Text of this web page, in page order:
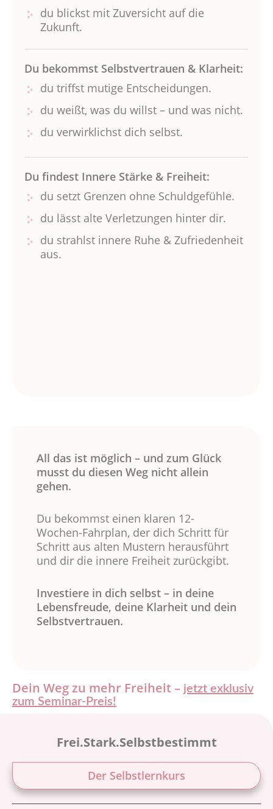
du blickst mit Zuversicht auf die
Zukunft.
Du bekommst Selbstvertrauen & Klarheit:
du triffst mutige Entscheidungen.
du weißt, was du willst – und was nicht.
du verwirklichst dich selbst.
Du findest Innere Stärke & Freiheit:
du setzt Grenzen ohne Schuldgefühle.
du lässt alte Verletzungen hinter dir.
du strahlst innere Ruhe & Zufriedenheit
aus.
All das ist möglich – und zum Glück
musst du diesen Weg nicht allein
gehen.
Du bekommst einen klaren 12-
Wochen-Fahrplan, der dich Schritt für
Schritt aus alten Mustern herausführt
und dir die innere Freiheit zurückgibt.
Investiere in dich selbst – in deine
Lebensfreude, deine Klarheit und dein
Selbstvertrauen.
Dein Weg zu mehr Freiheit – jetzt exklusiv
zum Seminar-Preis!
Frei.Stark.Selbstbestimmt
Der Selbstlernkurs